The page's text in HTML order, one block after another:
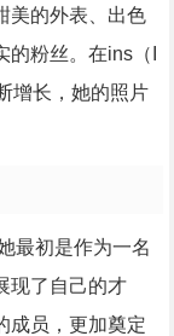
美的外表、出色
粉丝。在ins（I
增长，她的照片
最初是作为一名
现了自己的才
成员，更加奠定